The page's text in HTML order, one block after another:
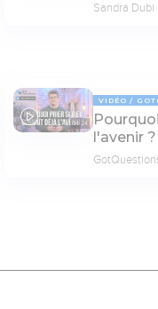
Sandra Dubi
04:24
VIDÉO
l'avenir ?